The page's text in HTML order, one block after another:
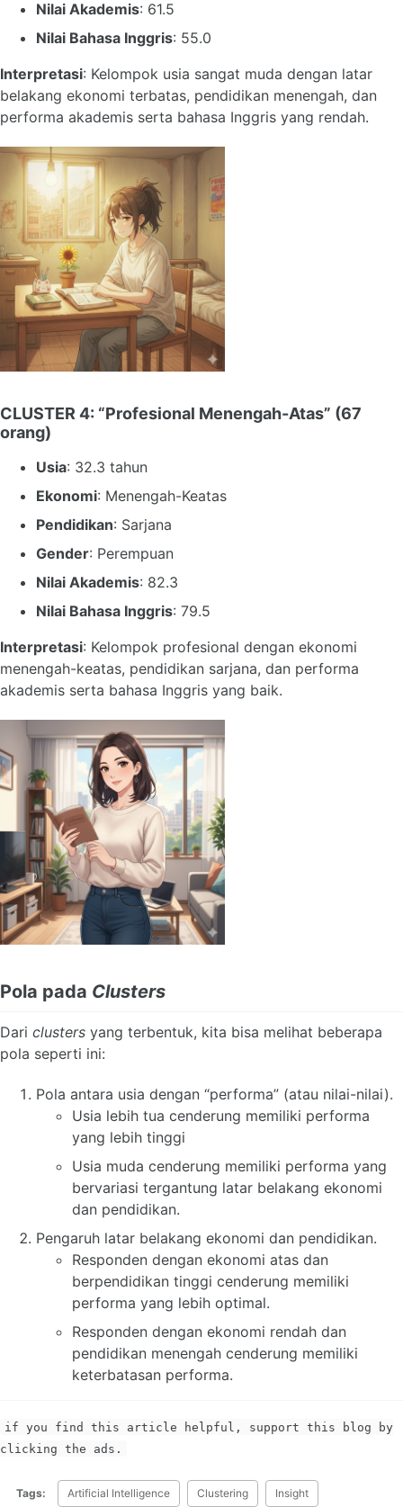
Nilai Akademis: 61.5
Nilai Bahasa Inggris: 55.0
Interpretasi: Kelompok usia sangat muda dengan latar
belakang ekonomi terbatas, pendidikan menengah, dan
performa akademis serta bahasa Inggris yang rendah.
CLUSTER 4: “Profesional Menengah-Atas” (67
orang)
Usia: 32.3 tahun
Ekonomi: Menengah-Keatas
Pendidikan: Sarjana
Gender: Perempuan
Nilai Akademis: 82.3
Nilai Bahasa Inggris: 79.5
Interpretasi: Kelompok profesional dengan ekonomi
menengah-keatas, pendidikan sarjana, dan performa
akademis serta bahasa Inggris yang baik.
Pola pada Clusters
Dari clusters yang terbentuk, kita bisa melihat beberapa
pola seperti ini:
Pola antara usia dengan “performa” (atau nilai-nilai).
Usia lebih tua cenderung memiliki performa
yang lebih tinggi
Usia muda cenderung memiliki performa yang
bervariasi tergantung latar belakang ekonomi
dan pendidikan.
Pengaruh latar belakang ekonomi dan pendidikan.
Responden dengan ekonomi atas dan
berpendidikan tinggi cenderung memiliki
performa yang lebih optimal.
Responden dengan ekonomi rendah dan
pendidikan menengah cenderung memiliki
keterbatasan performa.
if you find this article helpful, support this blog by
clicking the ads.
Tags: Artificial Intelligence Clustering Insight